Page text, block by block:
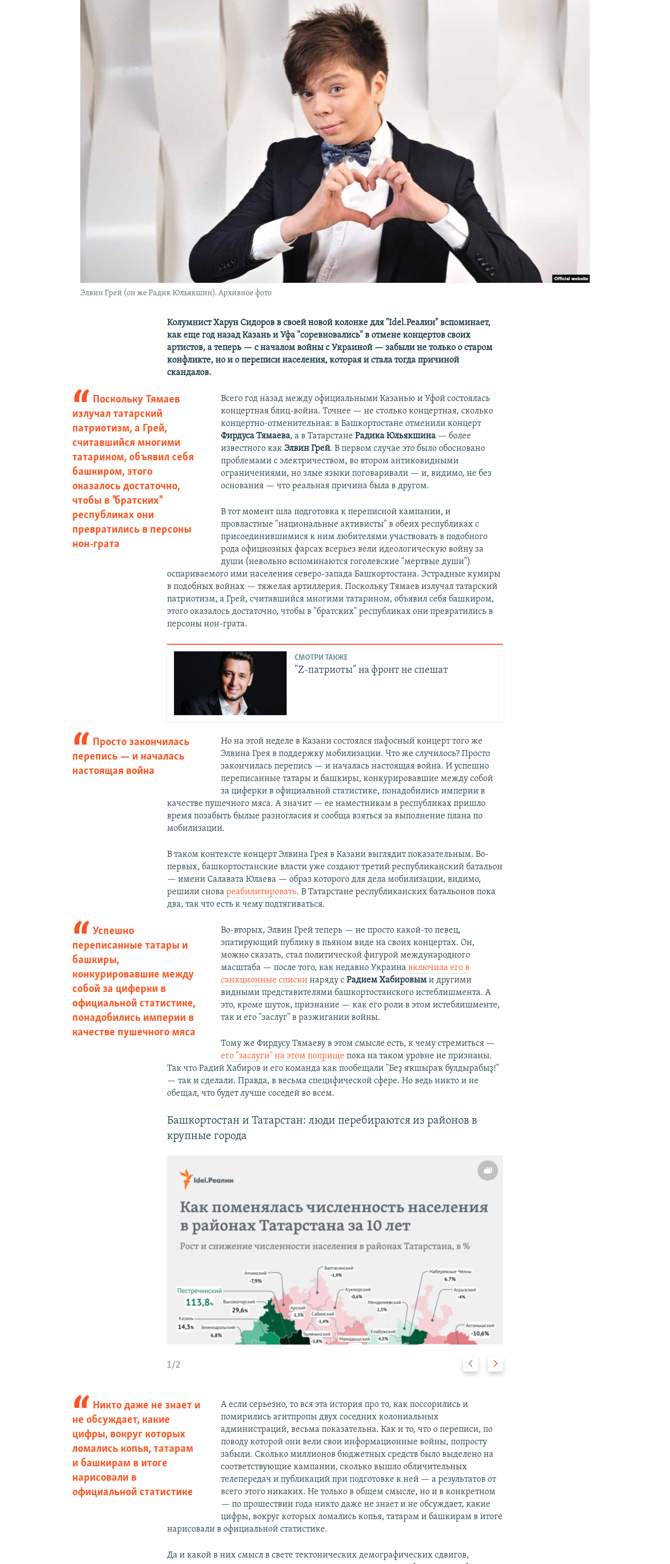
ПОДПИШИТЕСЬ НА РАССЫЛКУ
Элвин Грей (он же Радик Юльякшин). Архивное фото
Колумнист Харун Сидоров в своей новой колонке для "Idel.Реалии" вспоминает,
как еще год назад Казань и Уфа "соревновались" в отмене концертов своих
артистов, а теперь — с началом войны с Украиной — забыли не только о старом
конфликте, но и о переписи населения, которая и стала тогда причиной
скандалов.
Поскольку Тямаев
излучал татарский
патриотизм, а Грей,
считавшийся многими
татарином, объявил себя
башкиром, этого
оказалось достаточно,
чтобы в "братских"
республиках они
превратились в персоны
нон-грата
Всего год назад между официальными Казанью и Уфой состоялась
концертная блиц-война. Точнее — не столько концертная, сколько
концертно-отменительная: в Башкортостане отменили концерт
Фирдуса Тямаева, а в Татарстане Радика Юльякшина— более
известного как Элвин Грей. В первом случае это было обосновано
проблемами с электричеством, во втором антиковидными
ограничениями, но злые языки поговаривали — и, видимо, не без
основания — что реальная причина была в другом.
В тот момент шла подготовка к переписной кампании, и
провластные "национальные активисты" в обеих республиках с
присоединившимися к ним любителями участвовать в подобного
рода официозных фарсах всерьез вели идеологическую войну за
души (невольно вспоминаются гоголевские "мертвые души")
оспариваемого ими населения северо-запада Башкортостана. Эстрадные кумиры
в подобных войнах — тяжелая артиллерия. Поскольку Тямаев излучал татарский
патриотизм, а Грей, считавшийся многими татарином, объявил себя башкиром,
этого оказалось достаточно, чтобы в "братских" республиках они превратились в
персоны нон-грата.
СМОТРИ ТАКЖЕ
"Z-патриоты" на фронт не спешат
Просто закончилась
перепись — и началась
настоящая война
Но на этой неделе в Казани состоялся пафосный концерт того же
Элвина Грея в поддержку мобилизации. Что же случилось? Просто
закончилась перепись — и началась настоящая война. И успешно
переписанные татары и башкиры, конкурировавшие между собой
за циферки в официальной статистике, понадобились империи в
качестве пушечного мяса. А значит — ее наместникам в республиках пришло
время позабыть былые разногласия и сообща взяться за выполнение плана по
мобилизации.
В таком контексте концерт Элвина Грея в Казани выглядит показательным. Во-
первых, башкортостанские власти уже создают третий республиканский батальон
— имени Салавата Юлаева — образ которого для дела мобилизации, видимо,
решили сновареабилитировать. В Татарстане республиканских батальонов пока
два, так что есть к чему подтягиваться.
Успешно
переписанные татары и
башкиры,
конкурировавшие между
собой за циферки в
официальной статистике,
понадобились империи в
качестве пушечного мяса
Во-вторых, Элвин Грей теперь — не просто какой-то певец,
эпатирующий публику в пьяном виде на своих концертах. Он,
можно сказать, стал политической фигурой международного
масштаба — после того, как недавно Украина включила его в
санкционные спискинаряду с Радием Хабировыми другими
видными представителями башкортостанского истеблишмента. А
это, кроме шуток, признание — как его роли в этом истеблишменте,
так и его "заслуг" в разжигании войны.
Тому же Фирдусу Тямаеву в этом смысле есть, к чему стремиться —
его "заслуги" на этом поприще пока на таком уровне не признаны.
Так что Радий Хабиров и его команда как пообещали "Беҙ яҡшыраҡ булдырабыҙ!"
— так и сделали. Правда, в весьма специфической сфере. Но ведь никто и не
обещал, что будет лучше соседей во всем.
Башкортостан и Татарстан: люди перебираются из районов в
крупные города
1/2
Н
а
п
Никто даже не знает и
не обсуждает, какие
цифры, вокруг которых
ломались копья, татарам
и башкирам в итоге
нарисовали в
официальной статистике
А если серьезно, то вся эта история про то, как поссорились и
помирились агитпропы двух соседних колониальных
администраций, весьма показательна. Как и то, что о переписи, по
поводу которой они вели свои информационные войны, попросту
забыли. Сколько миллионов бюджетных средств было выделено на
соответствующие кампании, сколько вышло обличительных
телепередач и публикаций при подготовке к ней — а результатов от
всего этого никаких. Не только в общем смысле, но и в конкретном
— по прошествии года никто даже не знает и не обсуждает, какие
цифры, вокруг которых ломались копья, татарам и башкирам в итоге
нарисовали в официальной статистике.
Да и какой в них смысл в свете тектонических демографических сдвигов,